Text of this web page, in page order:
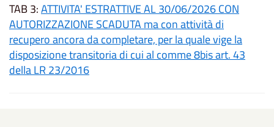
TAB 3:ATTIVITA' ESTRATTIVE AL 30/06/2026 CON
AUTORIZZAZIONE SCADUTA ma con attività di
recupero ancora da completare, per la quale vige la
disposizione transitoria di cui al comme 8bis art. 43
della LR 23/2016